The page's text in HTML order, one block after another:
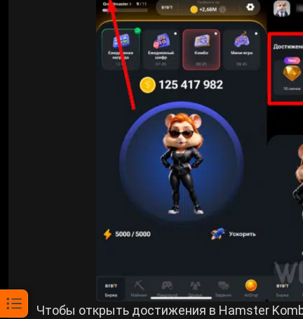
Чтобы открыть достижения в Hamster